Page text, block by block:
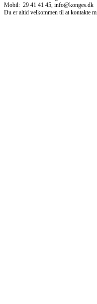
Mobil: 29 41 41 45, info@konges.dk
Du er altid velkommen til at kontakte